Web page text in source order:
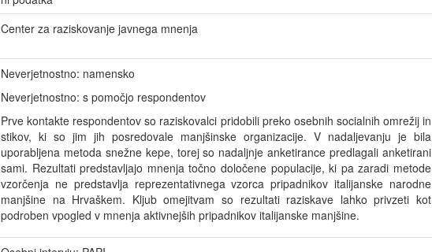
Center za raziskovanje javnega mnenja
Neverjetnostno: namensko
Neverjetnostno: s pomočjo respondentov
Prve kontakte respondentov so raziskovalci pridobili preko osebnih socialnih omrežij in
stikov, ki so jim jih posredovale manjšinske organizacije. V nadaljevanju je bila
uporabljena metoda snežne kepe, torej so nadaljnje anketirance predlagali anketirani
sami. Rezultati predstavljajo mnenja točno določene populacije, ki pa zaradi metode
vzorčenja ne predstavlja reprezentativnega vzorca pripadnikov italijanske narodne
manjšine na Hrvaškem. Kljub omejitvam so rezultati raziskave lahko privzeti kot
podroben vpogled v mnenja aktivnejših pripadnikov italijanske manjšine.